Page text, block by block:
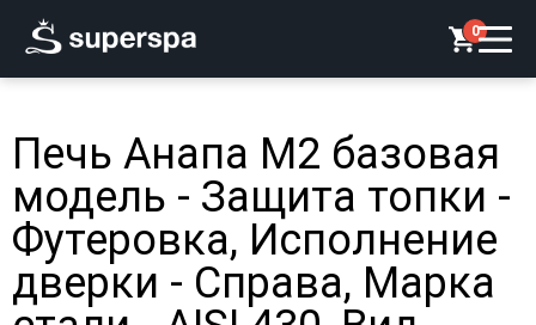
0
Печь Анапа М2 базовая
модель - Защита топки -
Футеровка, Исполнение
дверки - Справа, Марка